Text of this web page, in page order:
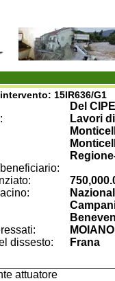
15IR636/G1
Del
Lavori
MOIANO
dissesto:
Frana
attuatore